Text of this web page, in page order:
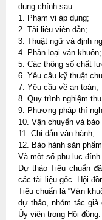
dung chính sau:
1. Phạm vi áp dụng;
2. Tài liệu viện dẫn;
3. Thuật ngữ và định
4. Phân loại ván khuôn;
5. Các thông số chất
6. Yêu cầu kỹ thuật
7. Yêu cầu về an toàn;
8. Quy trình nghiệm
9. Phương pháp thí
10. Vận chuyển và bảo
11. Chỉ dẫn vận hành;
12. Bảo hành sản phẩm
Và một số phụ lục đính
Dự thảo Tiêu chuẩn
các tài liệu gốc. Hội
Tiêu chuẩn là “Ván
dự thảo, nhóm tác
Ủy viên trong Hội đồng.